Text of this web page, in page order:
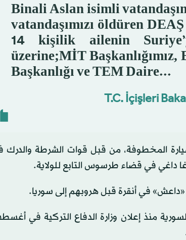
Binali Aslan isimli
vatandaşımızı öldüren
14 kişilik ailenin
üzerine;MİT
Başkanlığı ve TEM Daire...
المخطوفة، من قبل قوات الشرطة والدرك
داغي في قضاء طرسوس التابع للولاية.
في أنقرة قبل هروبهم إلى سوريا.
منذ إعلان وزارة الدفاع التركية في